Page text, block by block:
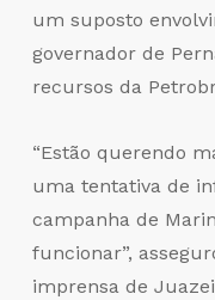
um suposto
governador de
recursos da
“Estão querendo
uma tentativa de
campanha de
funcionar”,
imprensa de